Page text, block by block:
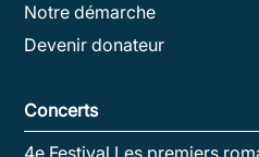
Notre démarche
Devenir donateur
Concerts